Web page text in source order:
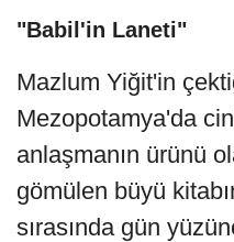
"Babil'in Laneti"
Mazlum Yiğit'in
Mezopotamya'da
anlaşmanın ürünü
gömülen büyü
sırasında gün